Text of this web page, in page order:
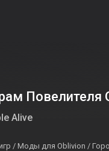
Повелителя
Alive
/ Моды для Oblivion /